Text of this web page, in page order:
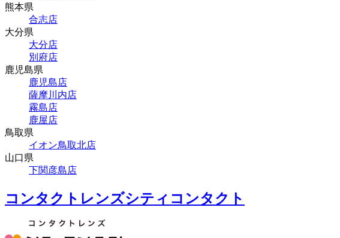
熊本県
合志店
大分県
大分店
別府店
鹿児島県
鹿児島店
薩摩川内店
霧島店
鹿屋店
鳥取県
イオン鳥取北店
山口県
下関彦島店
コンタクトレンズシティコンタクト